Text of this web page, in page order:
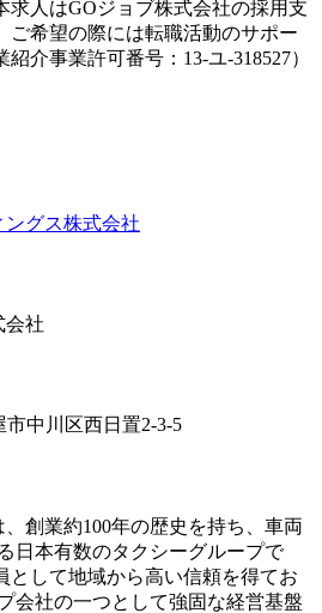
求人はGOジョブ株式会社の採用支
ご希望の際には転職活動のサポー
介事業許可番号：13-ユ-318527）
グス株式会社
会社
市中川区西日置2-3-5
創業約100年の歴史を持ち、車両
日本有数のタクシーグループで
として地域から高い信頼を得てお
会社の一つとして強固な経営基盤